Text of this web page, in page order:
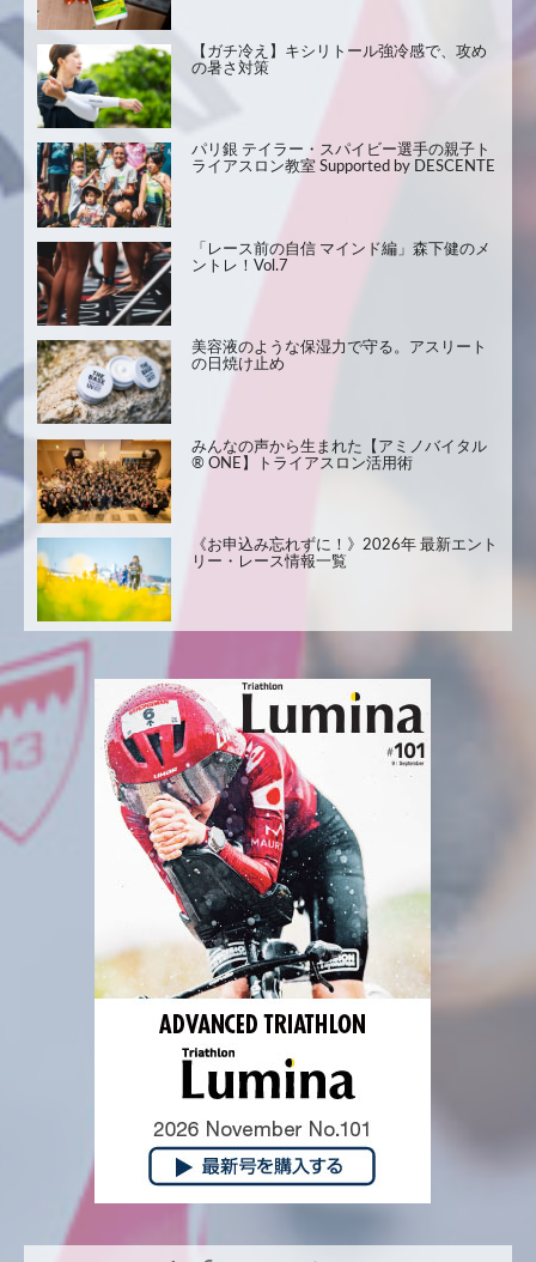
【ガチ冷え】キシリトール強冷感で、攻め
の暑さ対策
パリ銀 テイラー・スパイビー選手の親子ト
ライアスロン教室 Supported by DESCENTE
「レース前の自信 マインド編」森下健のメ
ントレ！Vol.7
美容液のような保湿力で守る。アスリート
の日焼け止め
みんなの声から生まれた【アミノバイタル
® ONE】トライアスロン活用術
《お申込み忘れずに！》2026年 最新エント
リー・レース情報一覧